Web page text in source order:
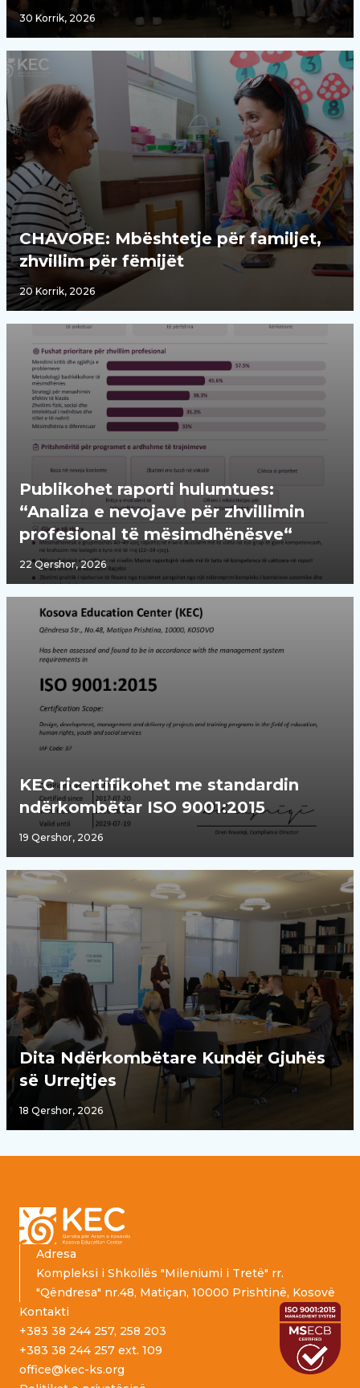
30 Korrik, 2026
CHAVORE: Mbështetje për familjet,
zhvillim për fëmijët
20 Korrik, 2026
Publikohet raporti hulumtues:
“Analiza e nevojave për zhvillimin
profesional të mësimdhënësve“
22 Qershor, 2026
KEC ricertifikohet me standardin
ndërkombëtar ISO 9001:2015
19 Qershor, 2026
Dita Ndërkombëtare Kundër Gjuhës
së Urrejtjes
18 Qershor, 2026
Adresa
Kompleksi i Shkollës "Mileniumi i Tretë" rr.
"Qëndresa" nr.48, Matiçan, 10000 Prishtinë, Kosovë
Kontakti
+383 38 244 257, 258 203
+383 38 244 257 ext. 109
office@kec-ks.org